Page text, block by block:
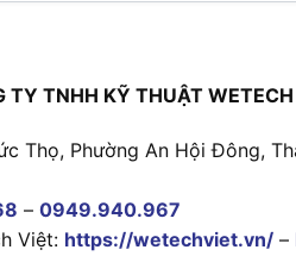
TY TNHH KỸ THUẬT
Thọ, Phường An Hội Đông,
– 0949.940.967
Việt: https://wetechviet.vn/ –